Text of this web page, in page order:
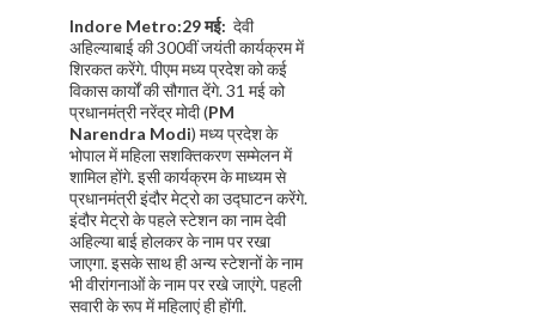
Indore Metro:29 मई: देवी
अहिल्याबाई की 300वीं जयंती कार्यक्रम में
शिरकत करेंगे. पीएम मध्य प्रदेश को कई
विकास कार्यों की सौगात देंगे. 31 मई को
प्रधानमंत्री नरेंद्र मोदी (PM
Narendra Modi) मध्य प्रदेश के
भोपाल में महिला सशक्तिकरण सम्मेलन में
शामिल होंगे. इसी कार्यक्रम के माध्यम से
प्रधानमंत्री इंदौर मेट्रो का उद्घाटन करेंगे.
इंदौर मेट्रो के पहले स्टेशन का नाम देवी
अहिल्या बाई होलकर के नाम पर रखा
जाएगा. इसके साथ ही अन्य स्टेशनों के नाम
भी वीरांगनाओं के नाम पर रखे जाएंगे. पहली
सवारी के रूप में महिलाएं ही होंगी.